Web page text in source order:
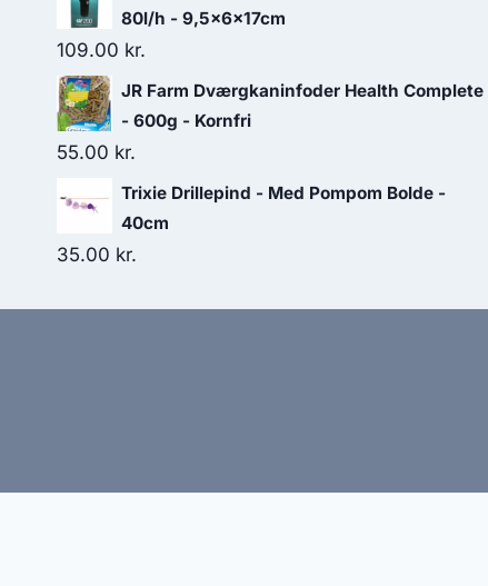
80l/h - 9,5x6x17cm
109.00 kr.
JR Farm Dværgkaninfoder Health Complete
- 600g - Kornfri
55.00 kr.
Trixie Drillepind - Med Pompom Bolde -
40cm
35.00 kr.